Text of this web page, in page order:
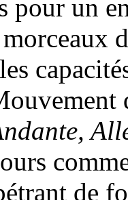
pour un
de